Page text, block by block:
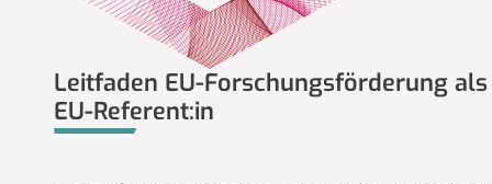
Leitfaden EU-Forschungsförderung als
EU-Referent:in